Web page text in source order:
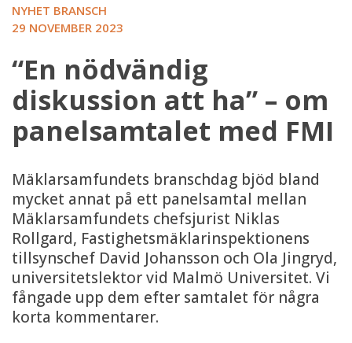
NYHET BRANSCH
29 NOVEMBER 2023
“En nödvändig
diskussion att ha” – om
panelsamtalet med FMI
Mäklarsamfundets branschdag bjöd bland
mycket annat på ett panelsamtal mellan
Mäklarsamfundets chefsjurist Niklas
Rollgard, Fastighetsmäklarinspektionens
tillsynschef David Johansson och Ola Jingryd,
universitetslektor vid Malmö Universitet. Vi
fångade upp dem efter samtalet för några
korta kommentarer.